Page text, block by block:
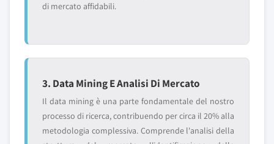
di mercato affidabili.
3. Data Mining E Analisi Di Mercato
Il data mining è una parte fondamentale del nostro
processo di ricerca, contribuendo per circa il 20% alla
metodologia complessiva. Comprende l'analisi della